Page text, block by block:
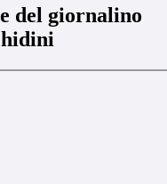
del giornalino